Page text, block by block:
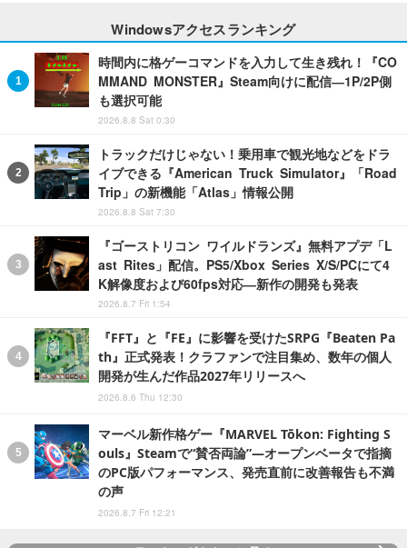
Windowsアクセスランキング
時間内に格ゲーコマンドを入力して生き残れ！『CO
MMAND MONSTER』Steam向けに配信―1P/2P側
も選択可能
2026.8.8 Sat 0:30
トラックだけじゃない！乗用車で観光地などをドラ
イブできる『American Truck Simulator』「Road
Trip」の新機能「Atlas」情報公開
2026.8.8 Sat 7:30
『ゴーストリコン ワイルドランズ』無料アプデ「L
ast Rites」配信。PS5/Xbox Series X/S/PCにて4
K解像度および60fps対応―新作の開発も発表
2026.8.7 Fri 1:54
『FFT』と『FE』に影響を受けたSRPG『Beaten Pa
th』正式発表！クラファンで注目集め、数年の個人
開発が生んだ作品2027年リリースへ
2026.8.6 Thu 12:30
マーベル新作格ゲー『MARVEL Tōkon: Fighting S
ouls』Steamで“賛否両論”―オープンベータで指摘
のPC版パフォーマンス、発売直前に改善報告も不満
の声
2026.8.7 Fri 12:21